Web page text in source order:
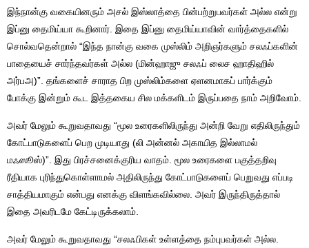
இந்நான்கு வகையினரும் அசல் இஸ்லாத்தை பின்பற்றுபவர்கள் அல்ல என்று
இப்னு தைமிய்யா கூறினார். இதை இப்னு தைமிய்யாவின் வார்த்தைகளில்
சொல்வதென்றால் “இந்த நான்கு வகை முஸ்லிம் அறிஞர்களும் சலஃப்களின்
பாதையைச் சார்ந்தவர்கள் அல்ல (மின்ஹாஜு சலஃப் லைச ஹாதிஹில்
அர்பஅ)”. தங்களைச் சாராத பிற முஸ்லிம்களை ஏளனமாகப் பார்க்கும்
போக்கு இன்றும் கூட இத்தகைய சில மக்களிடம் இருப்பதை நாம் அறிவோம்.
அவர் மேலும் கூறுவதாவது “மூல உரைகளிலிருந்து அன்றி வேறு எதிலிருந்தும்
கோட்பாடுகளைப் பெற முடியாது (லி அன்னல் அகாயித இல்லாமல்
மஃஸூஸ்)”. இது பிரச்சனைக்குரிய வாதம். மூல உரைகளை பகுத்தறிவு
ரீதியாக புரிந்துகொள்ளாமல் அதிலிருந்து கோட்பாடுகளைப் பெறுவது எப்படி
சாத்தியமாகும் என்பது எனக்கு விளங்கவில்லை. அவர் இருந்திருத்தால்
இதை அவரிடமே கேட்டிருக்கலாம்.
அவர் மேலும் கூறுவதாவது “சலஃபிகள் உள்ளத்தை நம்புபவர்கள் அல்ல.